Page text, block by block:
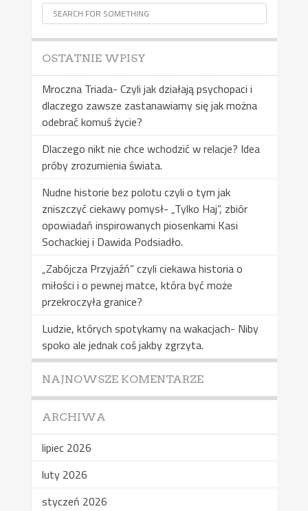
OSTATNIE WPISY
Mroczna Triada- Czyli jak działają psychopaci i
dlaczego zawsze zastanawiamy się jak można
odebrać komuś życie?
Dlaczego nikt nie chce wchodzić w relacje? Idea
próby zrozumienia świata.
Nudne historie bez polotu czyli o tym jak
zniszczyć ciekawy pomysł- „Tylko Haj”, zbiór
opowiadań inspirowanych piosenkami Kasi
Sochackiej i Dawida Podsiadło.
„Zabójcza Przyjaźń” czyli ciekawa historia o
miłości i o pewnej matce, która być może
przekroczyła granice?
Ludzie, których spotykamy na wakacjach- Niby
spoko ale jednak coś jakby zgrzyta.
NAJNOWSZE KOMENTARZE
ARCHIWA
lipiec 2026
luty 2026
styczeń 2026